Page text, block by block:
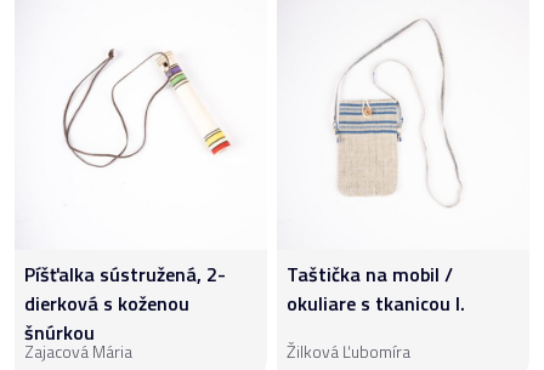
Píšťalka sústružená, 2-
dierková s koženou
šnúrkou
Zajacová Mária
Taštička na mobil /
okuliare s tkanicou I.
Žilková Ľubomíra